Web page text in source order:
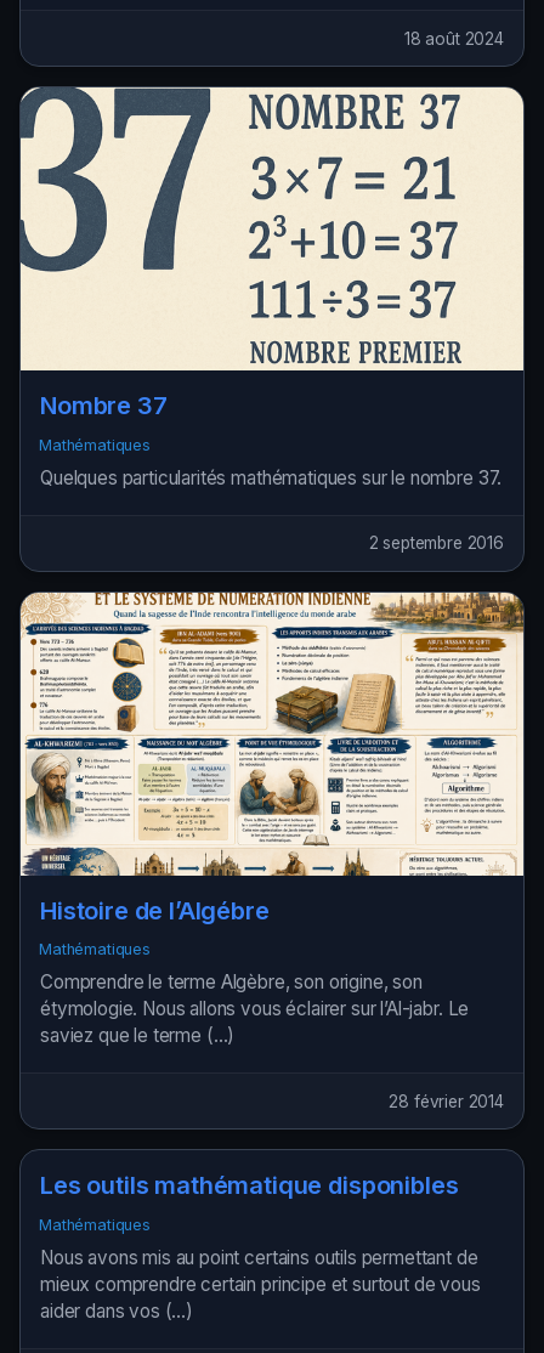
18 août 2024
Nombre 37
Mathématiques
Quelques particularités mathématiques sur le nombre 37.
2 septembre 2016
Histoire de l’Algébre
Mathématiques
Comprendre le terme Algèbre, son origine, son
étymologie. Nous allons vous éclairer sur l’Al-jabr. Le
saviez que le terme (…)
28 février 2014
Les outils mathématique disponibles
Mathématiques
Nous avons mis au point certains outils permettant de
mieux comprendre certain principe et surtout de vous
aider dans vos (…)